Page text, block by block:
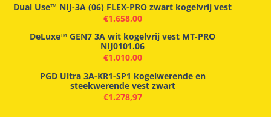
Dual Use™ NIJ-3A (06) FLEX-PRO zwart kogelvrij vest
€1.658,00
DeLuxe™ GEN7 3A wit kogelvrij vest MT-PRO
NIJ0101.06
€1.010,00
PGD Ultra 3A-KR1-SP1 kogelwerende en
steekwerende vest zwart
€1.278,97